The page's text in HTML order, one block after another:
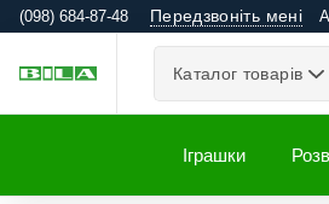
(098) 684-87-48 Передзвоніть мені
Каталог товарів
Іграшки